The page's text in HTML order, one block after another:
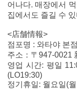
어나다. 매장에서
집에서도 즐길 수 있
<店舗情報>
점포명 : 와타야 본점
주소：〒947-0021
영업 시간: 평일
(LO19:30)
정기휴일: 월요일(